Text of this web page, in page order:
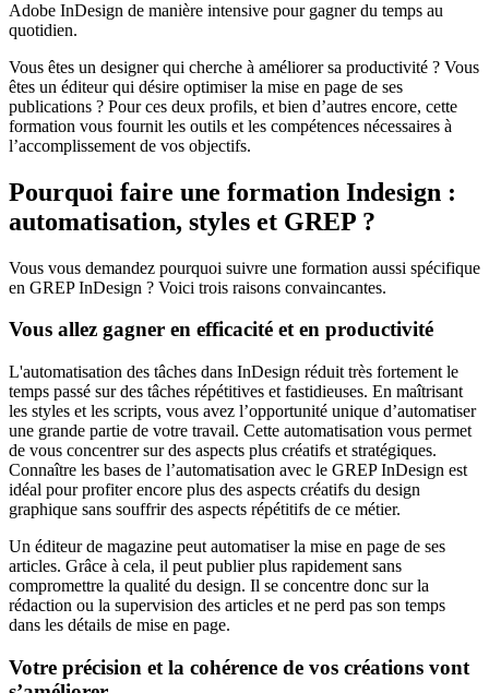
Adobe InDesign de manière intensive pour gagner du temps au
quotidien.
Vous êtes un designer qui cherche à améliorer sa productivité ? Vous
êtes un éditeur qui désire optimiser la mise en page de ses
publications ? Pour ces deux profils, et bien d’autres encore, cette
formation vous fournit les outils et les compétences nécessaires à
l’accomplissement de vos objectifs.
Pourquoi faire une formation Indesign :
automatisation, styles et GREP ?
Vous vous demandez pourquoi suivre une formation aussi spécifique
en GREP InDesign ? Voici trois raisons convaincantes.
Vous allez gagner en efficacité et en productivité
L'automatisation des tâches dans InDesign réduit très fortement le
temps passé sur des tâches répétitives et fastidieuses. En maîtrisant
les styles et les scripts, vous avez l’opportunité unique d’automatiser
une grande partie de votre travail. Cette automatisation vous permet
de vous concentrer sur des aspects plus créatifs et stratégiques.
Connaître les bases de l’automatisation avec le GREP InDesign est
idéal pour profiter encore plus des aspects créatifs du design
graphique sans souffrir des aspects répétitifs de ce métier.
Un éditeur de magazine peut automatiser la mise en page de ses
articles. Grâce à cela, il peut publier plus rapidement sans
compromettre la qualité du design. Il se concentre donc sur la
rédaction ou la supervision des articles et ne perd pas son temps
dans les détails de mise en page.
Votre précision et la cohérence de vos créations vont